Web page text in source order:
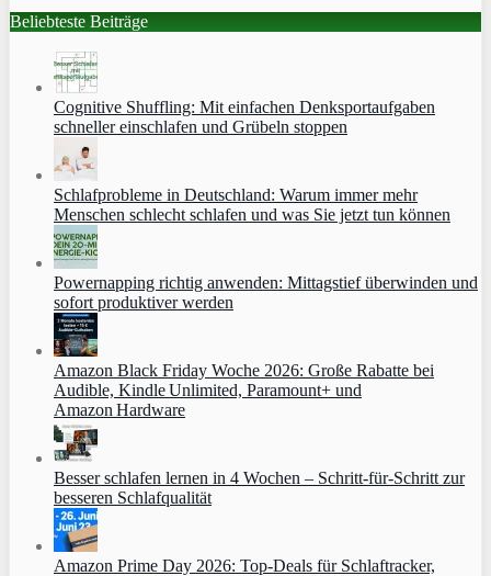
Beliebteste Beiträge
Cognitive Shuffling: Mit einfachen Denksportaufgaben
schneller einschlafen und Grübeln stoppen
Schlafprobleme in Deutschland: Warum immer mehr
Menschen schlecht schlafen und was Sie jetzt tun können
Powernapping richtig anwenden: Mittagstief überwinden und
sofort produktiver werden
Amazon Black Friday Woche 2026: Große Rabatte bei
Audible, Kindle Unlimited, Paramount+ und
Amazon Hardware
Besser schlafen lernen in 4 Wochen – Schritt‑für‑Schritt zur
besseren Schlafqualität
Amazon Prime Day 2026: Top-Deals für Schlaftracker,